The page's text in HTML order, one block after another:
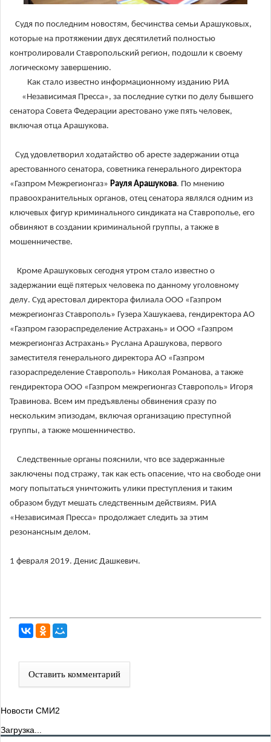
Судя по последним новостям, бесчинства семьи Арашуковых,
которые на протяжении двух десятилетий полностью
контролировали Ставропольский регион, подошли к своему
логическому завершению.
Как стало известно информационному изданию РИА
«Независимая Пресса», за последние сутки по делу бывшего
сенатора Совета Федерации арестовано уже пять человек,
включая отца Арашукова.
Суд удовлетворил ходатайство об аресте задержании отца
арестованного сенатора, советника генерального директора
«Газпром Межрегионгаз» Рауля Арашукова. По мнению
правоохранительных органов, отец сенатора являлся одним из
ключевых фигур криминального синдиката на Ставрополье, его
обвиняют в создании криминальной группы, а также в
мошенничестве.
Кроме Арашуковых сегодня утром стало известно о
задержании ещё пятерых человека по данному уголовному
делу. Суд арестовал директора филиала ООО «Газпром
межрегионгаз Ставрополь» Гузера Хашукаева, гендиректора АО
«Газпром газораспределение Астрахань» и ООО «Газпром
межрегионгаз Астрахань» Руслана Арашукова, первого
заместителя генерального директора АО «Газпром
газораспределение Ставрополь» Николая Романова, а также
гендиректора ООО «Газпром межрегионгаз Ставрополь» Игоря
Травинова. Всем им предъявлены обвинения сразу по
нескольким эпизодам, включая организацию преступной
группы, а также мошенничество.
Следственные органы пояснили, что все задержанные
заключены под стражу, так как есть опасение, что на свободе они
могу попытаться уничтожить улики преступления и таким
образом будут мешать следственным действиям. РИА
«Независимая Пресса» продолжает следить за этим
резонансным делом.
1 февраля 2019. Денис Дашкевич.
Оставить комментарий
Новости СМИ2
Загрузка...